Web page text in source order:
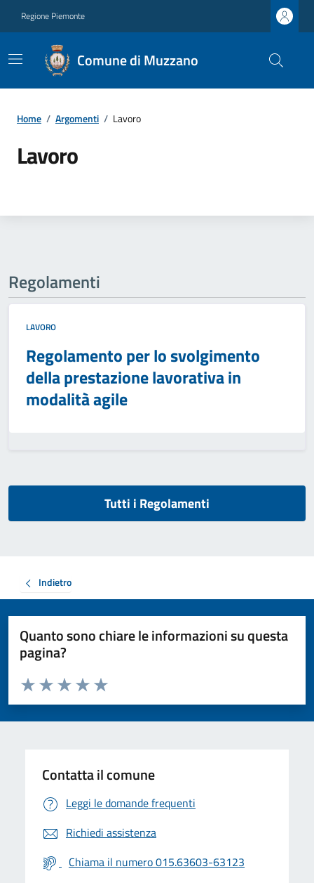
Regione Piemonte
Comune di Muzzano
Home / Argomenti / Lavoro
Lavoro
Regolamenti
LAVORO
Regolamento per lo svolgimento
della prestazione lavorativa in
modalità agile
Tutti i Regolamenti
Indietro
Quanto sono chiare le informazioni su questa
pagina?
Valuta da 1 a 5 stelle la pagina
Valuta 5 stelle su 5
Valuta 4 stelle su 5
Valuta 3 stelle su 5
Valuta 2 stelle su 5
Valuta 1 stelle su 5
Contatta il comune
Leggi le domande frequenti
Richiedi assistenza
Chiama il numero 015.63603-63123